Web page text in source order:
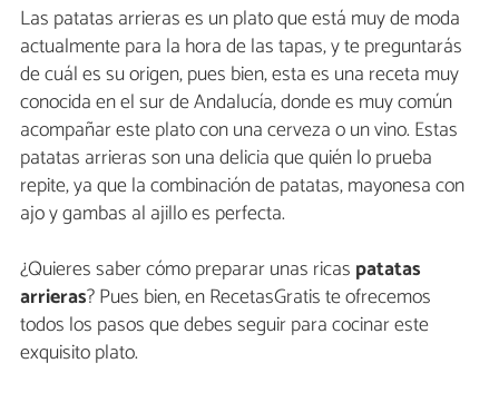
Las patatas arrieras es un plato que está muy de moda
actualmente para la hora de las tapas, y te preguntarás
de cuál es su origen, pues bien, esta es una receta muy
conocida en el sur de Andalucía, donde es muy común
acompañar este plato con una cerveza o un vino. Estas
patatas arrieras son una delicia que quién lo prueba
repite, ya que la combinación de patatas, mayonesa con
ajo y gambas al ajillo es perfecta.
¿Quieres saber cómo preparar unas ricas patatas
arrieras? Pues bien, en RecetasGratis te ofrecemos
todos los pasos que debes seguir para cocinar este
exquisito plato.